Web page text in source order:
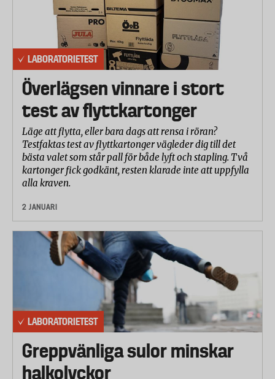
LABORATORIETEST
Överlägsen vinnare i stort
test av flyttkartonger
Läge att flytta, eller bara dags att rensa i röran?
Testfaktas test av flyttkartonger vägleder dig till det
bästa valet som står pall för både lyft och stapling. Två
kartonger fick godkänt, resten klarade inte att uppfylla
alla kraven.
2 JANUARI
LABORATORIETEST
Greppvänliga sulor minskar
halkolyckor